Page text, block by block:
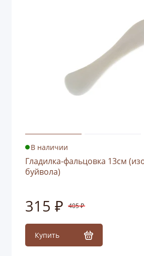
В наличии
Гладилка-фальцовка 13см
буйвола)
315 ₽ 405 ₽
Купить